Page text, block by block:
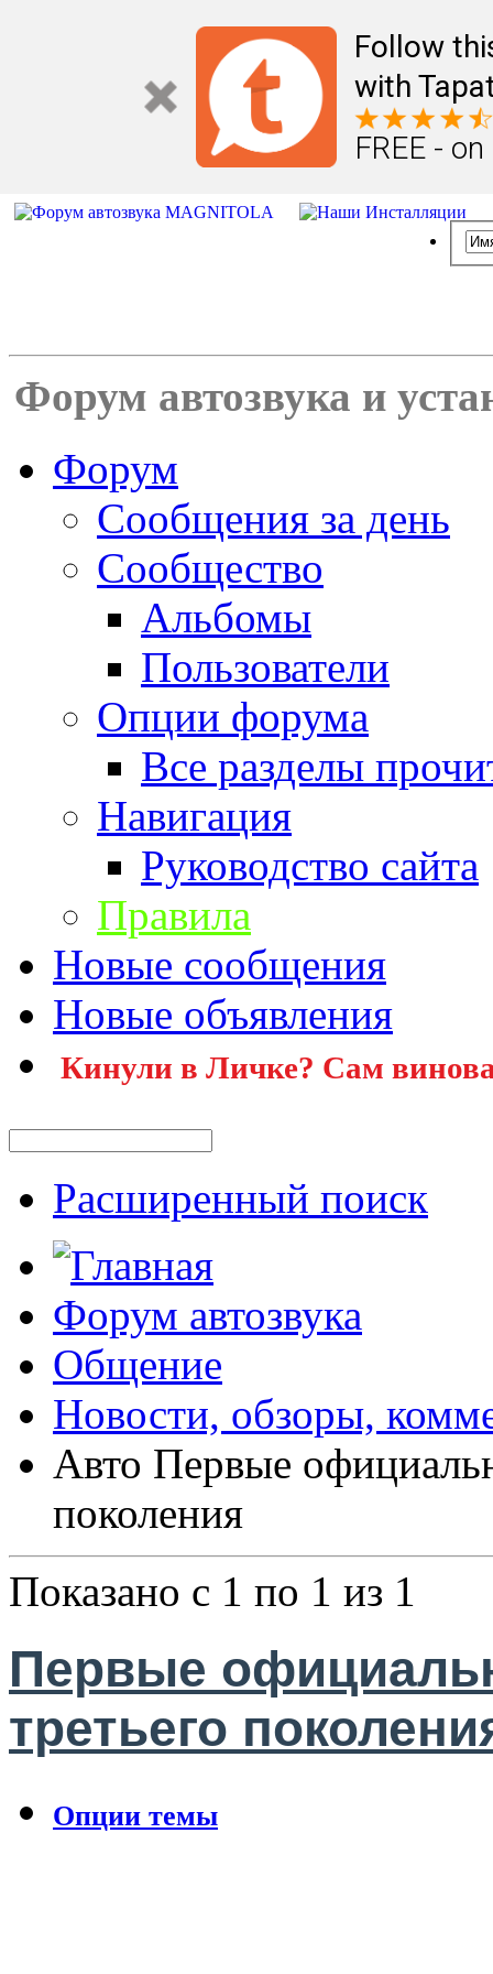
Follow
with
FREE -
Форум автозвука и
Форум
Сообщения за день
Сообщество
Альбомы
Пользователи
Опции форума
Все разделы
Навигация
Руководство сайта
Правила
Новые сообщения
Новые объявления
Кинули в Личке? Сам
Расширенный поиск
Форум автозвука
Общение
Новости, обзоры,
Авто Первые
поколения
Показано с 1 по 1 из 1
Первые
третьего
Опции темы